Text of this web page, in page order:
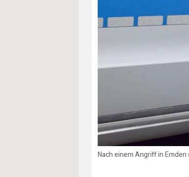
Nach einem Angriff in